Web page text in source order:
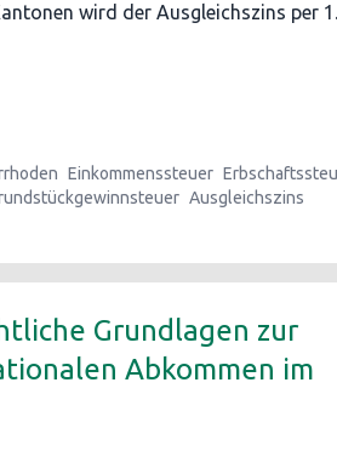
wird der Ausgleichszins per 1.
Einkommenssteuer
Ausgleichszins
Grundlagen zur
Abkommen im